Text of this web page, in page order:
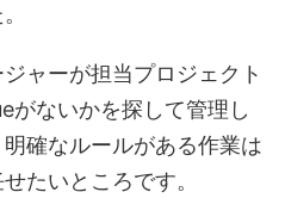
ャーが担当プロジェクト
がないかを探して管理し
確なルールがある作業は
たいところです。